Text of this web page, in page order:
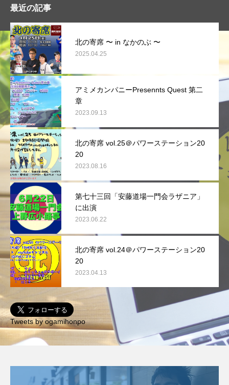
最近の記事
北の寄席 〜 in なかのぶ 〜
2025.04.25
アミメカンパニーPresennts Quest 第二
章
2023.09.13
北の寄席 vol.25＠パワーステーション20
20
2023.08.16
第七十三回「安藤道場一門会ラザニア」
に出演
2023.06.22
北の寄席 vol.24＠パワーステーション20
20
2023.04.13
Tweets by ogamihonpo